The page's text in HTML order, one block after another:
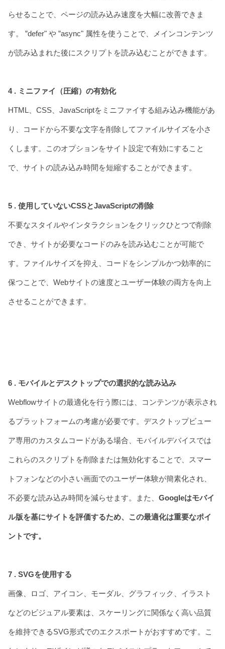
らせることで、ページの読み込み速度を大幅に改善できま
す。 ”defer" や ”async" 属性を使うことで、メインコンテンツ
が読み込まれた後にスクリプトを読み込むことができます。
4 . ミニファイ（圧縮）の有効化
HTML、CSS、JavaScriptをミニファイする組み込み機能があ
り、コードから不要な文字を削除してファイルサイズを小さ
くします。このオプションをサイト設定で有効にすること
で、サイトの読み込み時間を短縮することができます。
5 . 使用していないCSSとJavaScriptの削除
不要なスタイルやインタラクションをクリックひとつで削除
でき、サイトが必要なコードのみを読み込むことが可能で
す。ファイルサイズを抑え、コードをシンプルかつ効率的に
保つことで、Webサイトの速度とユーザー体験の両方を向上
させることができます。
6 . モバイルとデスクトップでの選択的な読み込み
Webflowサイトの最適化を行う際には、コンテンツが表示され
るプラットフォームの考慮が必要です。デスクトップビュー
ア専用のカスタムコードがある場合、モバイルデバイスでは
これらのスクリプトを削除または無効化することで、スマー
トフォンなどの小さい画面でのユーザー体験が簡素化され、
不必要な読み込み時間を減らせます。また、 Googleはモバイ
ル版を基にサイトを評価するため、この最適化は重要なポイ
ントです。
7 . SVGを使用する
画像、ロゴ、アイコン、モーダル、グラフィック、イラスト
などのビジュアル要素は、スケーリングに関係なく高い品質
を維持できるSVG形式でのエクスポートがおすすめです。こ